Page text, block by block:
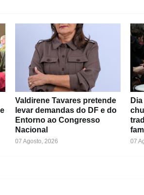
Valdirene Tavares pretende
levar demandas do DF e do
Entorno ao Congresso
Nacional
07 Agosto, 2026 07